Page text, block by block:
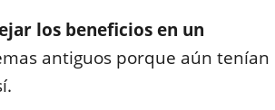
los beneficios en un
antiguos porque aún tenían